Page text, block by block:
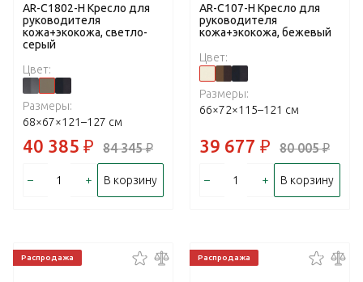
AR-C1802-H Кресло для
руководителя
кожа+экокожа, светло-
серый
Цвет:
Размеры:
68×67×121–127 см
40 385 ₽ 84 345₽
– + В корзину
AR-C107-H Кресло для
руководителя
кожа+экокожа, бежевый
Цвет:
Размеры:
66×72×115–121 см
39 677 ₽ 80 005₽
– + В корзину
Распродажа Распродажа